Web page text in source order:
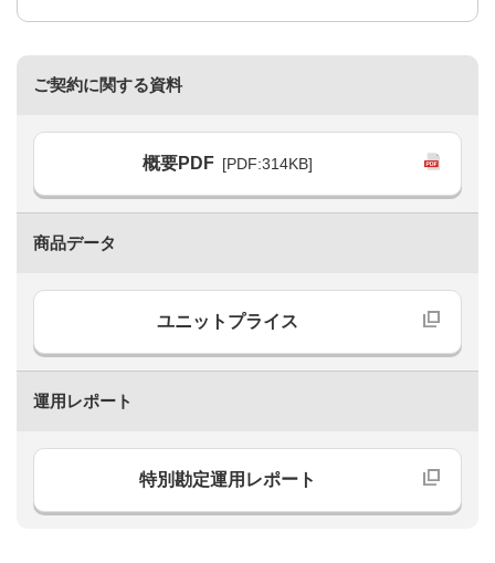
ご契約に関する資料
概要PDF [PDF:314KB]
商品データ
ユニットプライス
運用レポート
特別勘定運用レポート